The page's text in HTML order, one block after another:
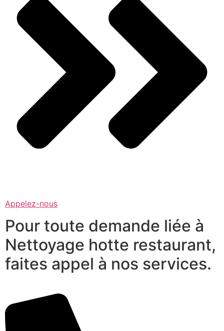
Appelez-nous
Pour toute demande liée à
Nettoyage hotte restaurant,
faites appel à nos services.